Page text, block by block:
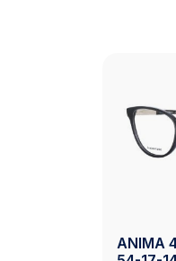
AXESS 2742 CRYSTAL